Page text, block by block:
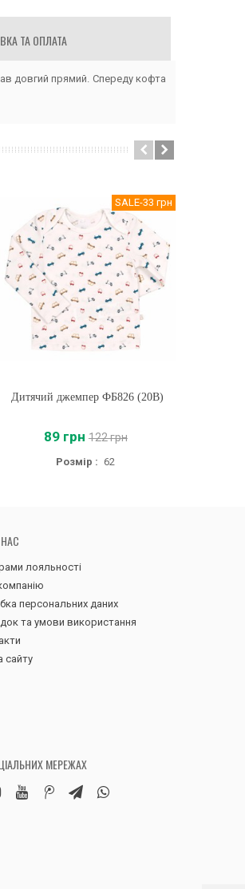
ТА ОПЛАТА
довгий прямий. Спереду кофта
SALE-33 грн
Купити
Дитячий джемпер ФБ826 (20B)
89 грн 122 грн
Розмір : 62
лояльності
персональних даних
та умови використання
сайту
дитячих вельветових
вдячна магазину, доставка
МЕРЕЖАХ